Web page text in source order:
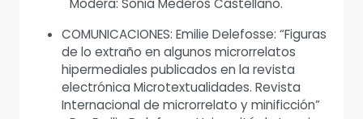
Modera: Sonia Mederos Castellano.
COMUNICACIONES: Emilie Delefosse: “Figuras
de lo extraño en algunos microrrelatos
hipermediales publicados en la revista
electrónica Microtextualidades. Revista
Internacional de microrrelato y minificción”